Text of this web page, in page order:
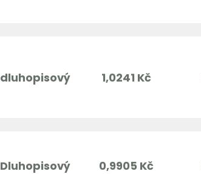
dluhopisový 1,0241 Kč
Dluhopisový 0,9905 Kč